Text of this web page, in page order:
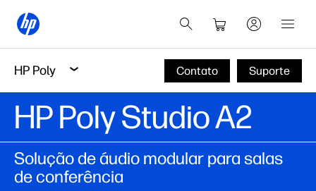
HP Poly Contato Suporte
HP Poly Studio A2
Solução de áudio modular para salas
de conferência